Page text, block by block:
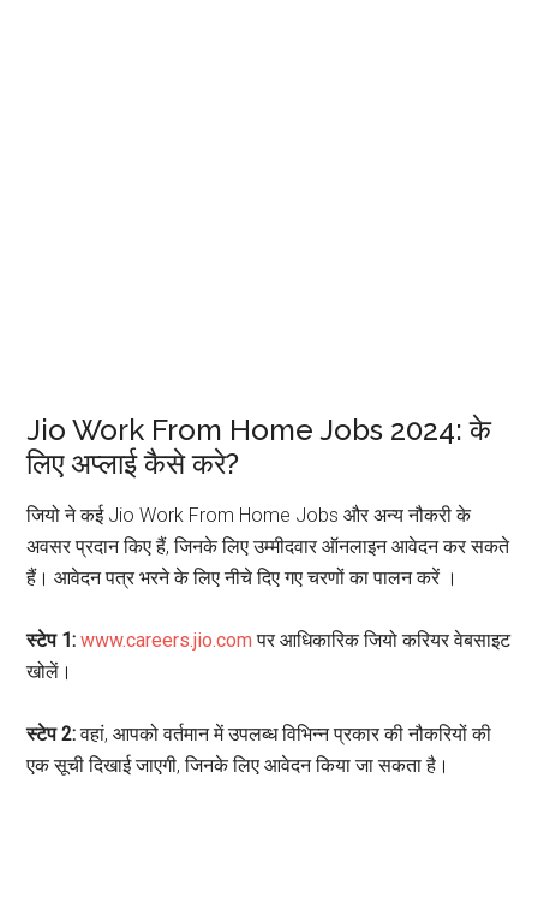
Jio Work From Home Jobs 2024: के
लिए अप्लाई कैसे करे?
जियो ने कई Jio Work From Home Jobs और अन्य नौकरी के
अवसर प्रदान किए हैं, जिनके लिए उम्मीदवार ऑनलाइन आवेदन कर सकते
हैं। आवेदन पत्र भरने के लिए नीचे दिए गए चरणों का पालन करें ।
स्टेप 1:www.careers.jio.com पर आधिकारिक जियो करियर वेबसाइट
खोलें।
स्टेप 2:वहां, आपको वर्तमान में उपलब्ध विभिन्न प्रकार की नौकरियों की
एक सूची दिखाई जाएगी, जिनके लिए आवेदन किया जा सकता है।